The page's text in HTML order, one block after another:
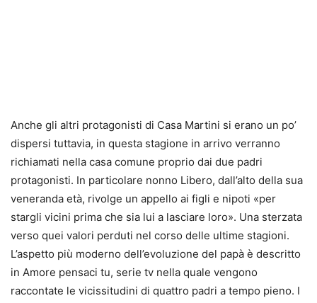
Anche gli altri protagonisti di Casa Martini si erano un po’
dispersi tuttavia, in questa stagione in arrivo verranno
richiamati nella casa comune proprio dai due padri
protagonisti. In particolare nonno Libero, dall’alto della sua
veneranda età, rivolge un appello ai figli e nipoti «per
stargli vicini prima che sia lui a lasciare loro». Una sterzata
verso quei valori perduti nel corso delle ultime stagioni.
L’aspetto più moderno dell’evoluzione del papà è descritto
in Amore pensaci tu, serie tv nella quale vengono
raccontate le vicissitudini di quattro padri a tempo pieno. I